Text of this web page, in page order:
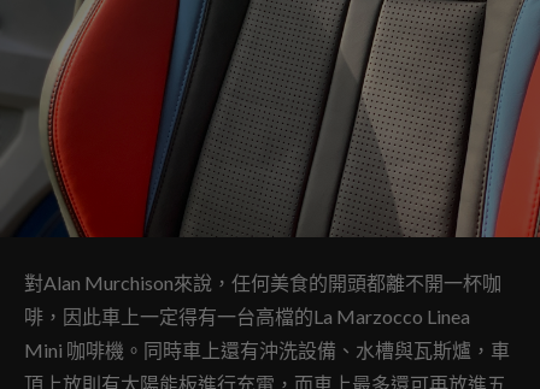
對Alan Murchison來說，任何美食的開頭都離不開一杯咖
啡，因此車上一定得有一台高檔的La Marzocco Linea
Mini 咖啡機。同時車上還有沖洗設備、水槽與瓦斯爐，車
頂上放則有太陽能板進行充電，而車上最多還可再放進五